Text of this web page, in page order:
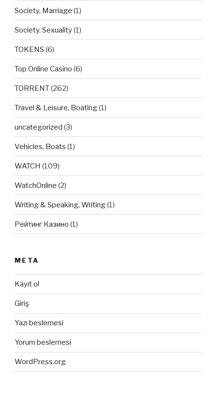
Society, Marriage (1)
Society, Sexuality(1)
TOKENS (6)
Top Online Casino (6)
TORRENT(262)
Travel & Leisure, Boating(1)
uncategorized (3)
Vehicles, Boats (1)
WATCH (109)
WatchOnline (2)
Writing & Speaking, Writing(1)
Рейтинг Казино (1)
META
Kayıt ol
Giriş
Yazı beslemesi
Yorum beslemesi
WordPress.org